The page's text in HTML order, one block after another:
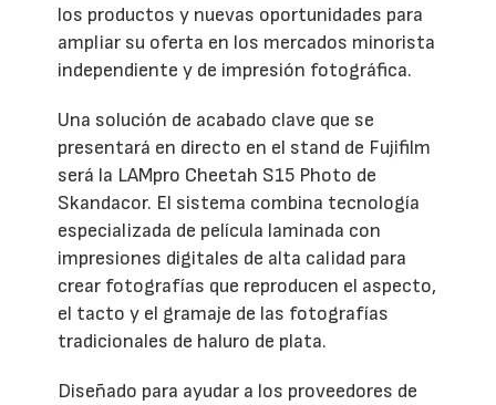
los productos y nuevas oportunidades para
ampliar su oferta en los mercados minorista
independiente y de impresión fotográfica.
Una solución de acabado clave que se
presentará en directo en el stand de Fujifilm
será la LAMpro Cheetah S15 Photo de
Skandacor. El sistema combina tecnología
especializada de película laminada con
impresiones digitales de alta calidad para
crear fotografías que reproducen el aspecto,
el tacto y el gramaje de las fotografías
tradicionales de haluro de plata.
Diseñado para ayudar a los proveedores de